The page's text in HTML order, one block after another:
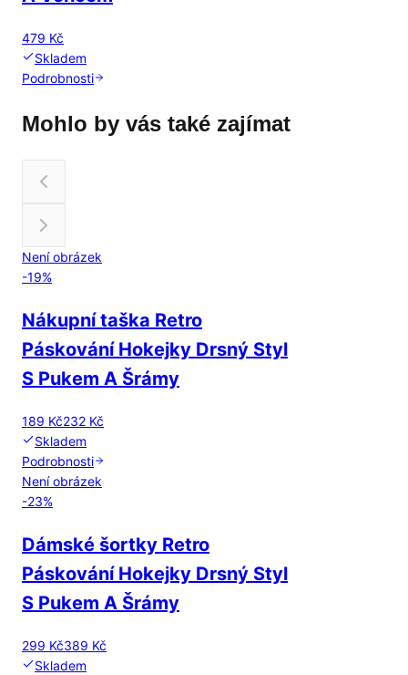
479 Kč
Skladem
Podrobnosti
Mohlo by vás také zajímat
Není obrázek
-19%
Nákupní taška Retro
Páskování Hokejky Drsný Styl
S Pukem A Šrámy
189 Kč232 Kč
Skladem
Podrobnosti
Není obrázek
-23%
Dámské šortky Retro
Páskování Hokejky Drsný Styl
S Pukem A Šrámy
299 Kč389 Kč
Skladem